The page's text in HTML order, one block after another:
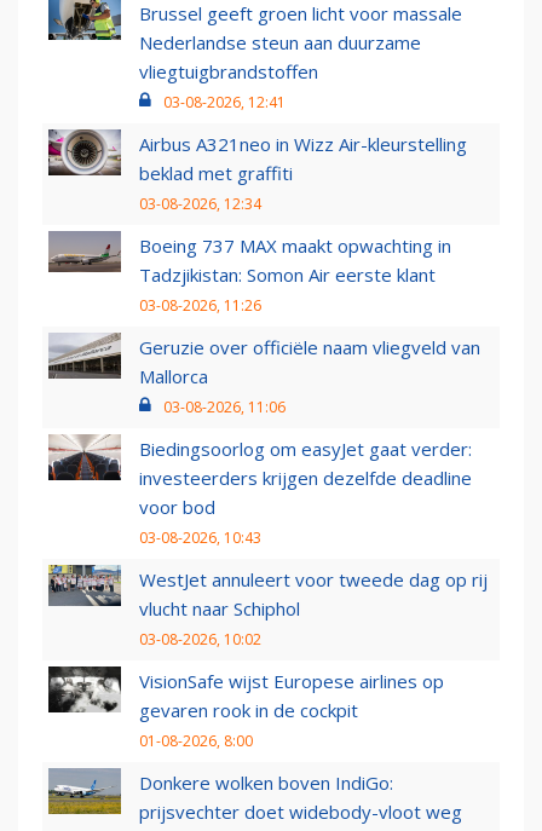
Brussel geeft groen licht voor massale
Nederlandse steun aan duurzame
vliegtuigbrandstoffen
03-08-2026, 12:41
Airbus A321neo in Wizz Air-kleurstelling
beklad met graffiti
03-08-2026, 12:34
Boeing 737 MAX maakt opwachting in
Tadzjikistan: Somon Air eerste klant
03-08-2026, 11:26
Geruzie over officiële naam vliegveld van
Mallorca
03-08-2026, 11:06
Biedingsoorlog om easyJet gaat verder:
investeerders krijgen dezelfde deadline
voor bod
03-08-2026, 10:43
WestJet annuleert voor tweede dag op rij
vlucht naar Schiphol
03-08-2026, 10:02
VisionSafe wijst Europese airlines op
gevaren rook in de cockpit
01-08-2026, 8:00
Donkere wolken boven IndiGo:
prijsvechter doet widebody-vloot weg